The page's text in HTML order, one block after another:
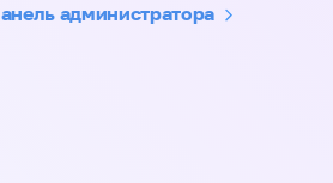
администратора